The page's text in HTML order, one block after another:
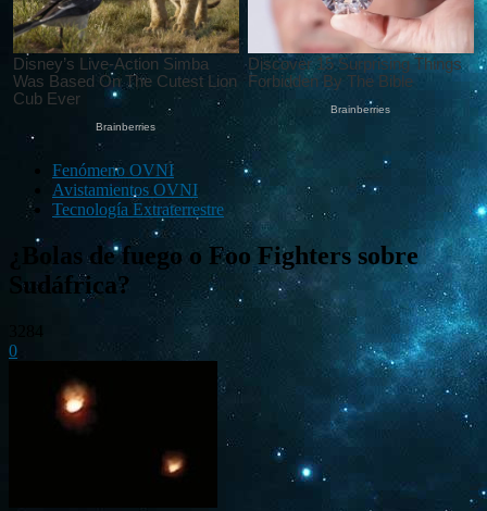
Fenómeno OVNI
Avistamientos OVNI
Tecnología Extraterrestre
¿Bolas de fuego o Foo Fighters sobre
Sudáfrica?
0